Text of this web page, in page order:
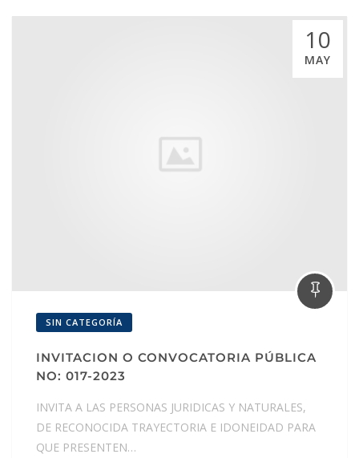
10
MAY
SIN CATEGORÍA
INVITACION O CONVOCATORIA PÚBLICA
NO: 017-2023
INVITA A LAS PERSONAS JURIDICAS Y NATURALES,
DE RECONOCIDA TRAYECTORIA E IDONEIDAD PARA
QUE PRESENTEN…